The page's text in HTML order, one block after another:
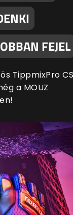
FEJEL
TippmixPro
a MOUZ